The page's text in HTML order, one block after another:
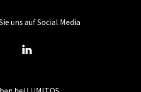
uns auf Social Media